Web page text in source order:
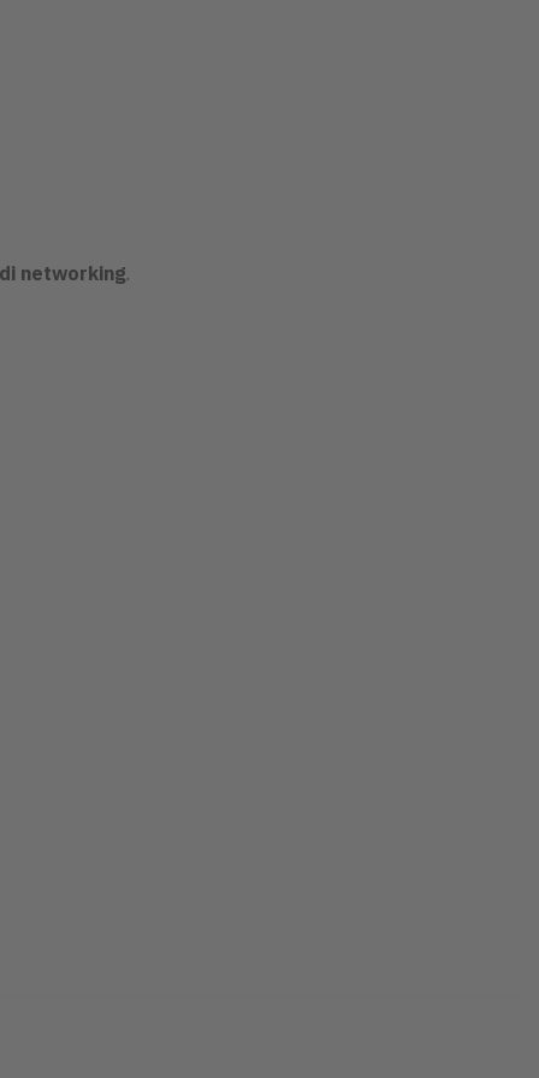
networking.